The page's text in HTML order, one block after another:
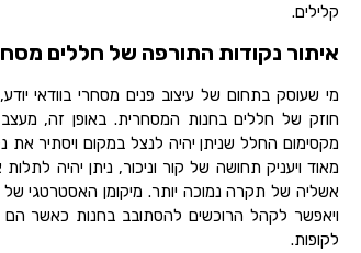
קלילים.
איתור נקודות התורפה של חללים
מי שעוסק בתחום של עיצוב פנים מסחרי בוודאי
חוזק של חללים בחנות המסחרית. באופן זה,
מקסימום החלל שניתן יהיה לנצל במקום ויסתיר
מאוד ויעניק תחושה של קור וניכור, ניתן יהיה
אשליה של תקרה נמוכה יותר. מיקומן האסטרטגי של
ויאפשר לקהל הרוכשים להסתובב בחנות כאשר
לקופות.